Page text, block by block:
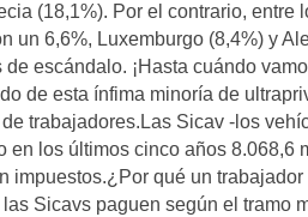
(18,1%). Por el contrario, entre
un 6,6%, Luxemburgo (8,4%) y
escándalo. ¡Hasta cuándo
de esta ínfima minoría de
trabajadores.Las Sicav -los
los últimos cinco años 8.068,6
qué un trabajador
Sicavs paguen según el tramo